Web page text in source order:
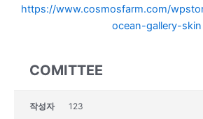
https://www.cosmosfarm.com/
ocean-gallery-skin
COMITTEE
작성자 123